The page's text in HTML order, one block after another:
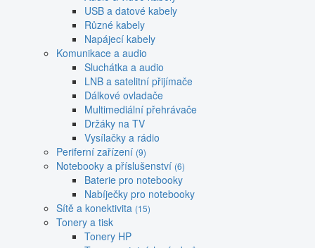
USB a datové kabely
Různé kabely
Napájecí kabely
Komunikace a audio
Sluchátka a audio
LNB a satelitní přijímače
Dálkové ovladače
Multimediální přehrávače
Držáky na TV
Vysílačky a rádio
Periferní zařízení (9)
Notebooky a příslušenství (6)
Baterie pro notebooky
Nabíječky pro notebooky
Sítě a konektivita (15)
Tonery a tisk
Tonery HP